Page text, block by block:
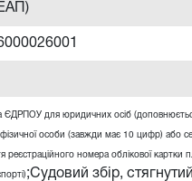
ЄДРПОУ для юридичних осіб
особи (завжди має 10 цифр) або
реєстраційного номера облікової картки
;Судовий збір,